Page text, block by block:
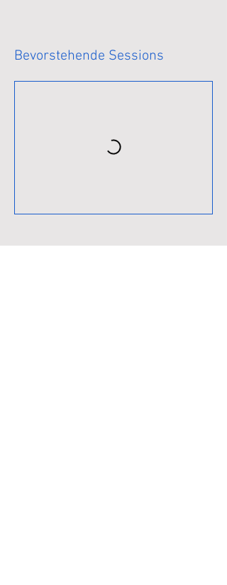
Bevorstehende Sessions